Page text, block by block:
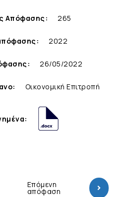
Απόφασης: 265
2022
26/05/2022
Οικονομική Επιτροπή
Επόμενη
απόφαση